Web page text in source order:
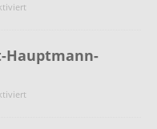
Hauptmann-